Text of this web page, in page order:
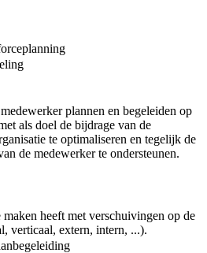
plannen en begeleiden op
als doel de bijdrage van de
te optimaliseren en tegelijk de
de medewerker te ondersteunen.
heeft met verschuivingen op de
verticaal, extern, intern, ...).